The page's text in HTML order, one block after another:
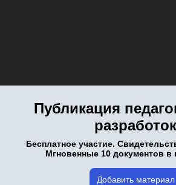
Публикация
разработок
Бесплатное участие.
Мгновенные 10 документов в
Добавить материал